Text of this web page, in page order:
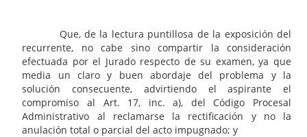
Que, de la lectura puntillosa de la exposición del
recurrente, no cabe sino compartir la consideración
efectuada por el Jurado respecto de su examen, ya que
media un claro y buen abordaje del problema y la
solución consecuente, advirtiendo el aspirante el
compromiso al Art. 17, inc. a), del Código Procesal
Administrativo al reclamarse la rectificación y no la
anulación total o parcial del acto impugnado; y